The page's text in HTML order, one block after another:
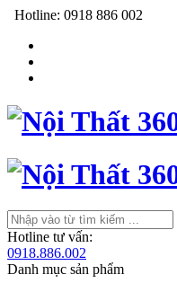
Hotline: 0918 886 002
Hotline tư vấn:
0918.886.002
Danh mục sản phẩm